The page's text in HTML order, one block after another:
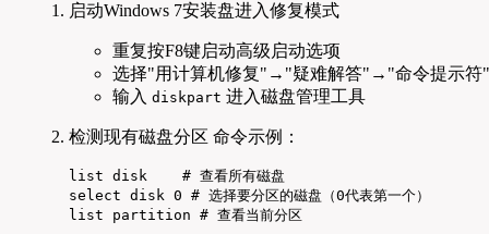
启动Windows 7安装盘进入修复模式
重复按F8键启动高级启动选项
选择"用计算机修复"→"疑难解答"→"命令提示符"
输入 diskpart 进入磁盘管理工具
检测现有磁盘分区 命令示例：
list disk    # 查看所有磁盘
select disk 0 # 选择要分区的磁盘（0代表第一个）
list partition # 查看当前分区